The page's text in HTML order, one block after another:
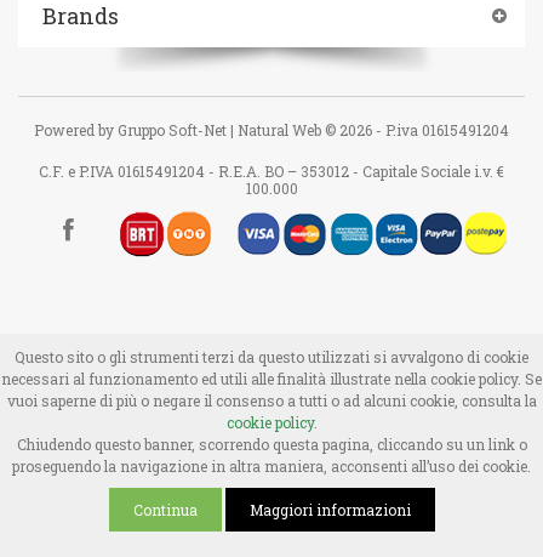
Brands
Powered by Gruppo Soft-Net | Natural Web © 2026 - P.iva 01615491204
C.F. e P.IVA 01615491204 - R.E.A. BO – 353012 - Capitale Sociale i.v. €
100.000
Questo sito o gli strumenti terzi da questo utilizzati si avvalgono di cookie
necessari al funzionamento ed utili alle finalità illustrate nella cookie policy. Se
vuoi saperne di più o negare il consenso a tutti o ad alcuni cookie, consulta la
cookie policy.
Chiudendo questo banner, scorrendo questa pagina, cliccando su un link o
proseguendo la navigazione in altra maniera, acconsenti all’uso dei cookie.
Continua Maggiori informazioni